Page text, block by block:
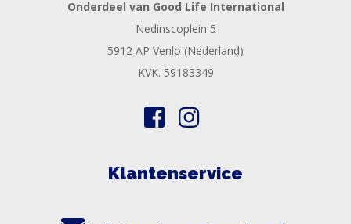
Onderdeel van Good Life International
Nedinscoplein 5
5912 AP Venlo (Nederland)
KVK. 59183349
Klantenservice